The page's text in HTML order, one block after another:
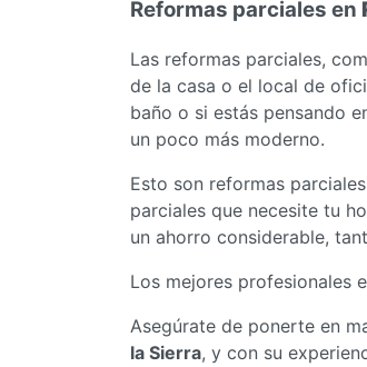
Reformas parciales en
Las reformas parciales,
de la casa o el local de
baño o si estás pensando
un poco más moderno.
Esto son reformas
parciales que necesite tu
un ahorro considerable,
Los mejores profesionales
Asegúrate de ponerte en
la Sierra, y con su